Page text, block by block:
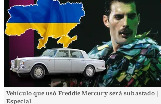
Vehículo que usó Freddie Mercury será subastado |
Especial